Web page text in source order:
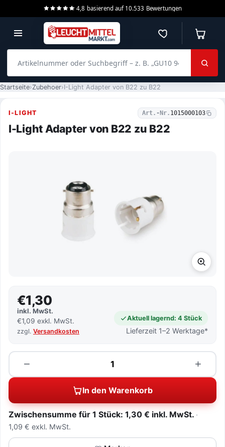
4,8 basierend auf 10.533 Bewertungen
Merkzettel
Startseite Zubehoer I-Light Adapter von B22 zu B22
I-LIGHT Art.-Nr. 1015000103
I-Light Adapter von B22 zu B22
€1,30
inkl. MwSt.
€1,09 exkl. MwSt.
zzgl. Versandkosten
Aktuell lagernd: 4 Stück
Lieferzeit 1–2 Werktage*
−
Menge +
In den Warenkorb
Zwischensumme für 1 Stück: 1,30 € inkl. MwSt.
1,09 € exkl. MwSt.